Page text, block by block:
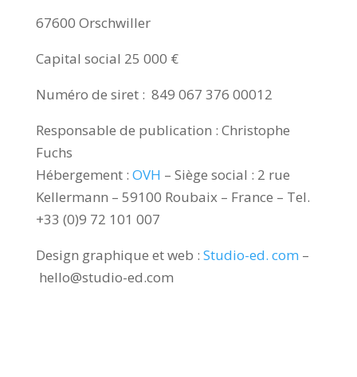
67600 Orschwiller
Capital social 25 000 €
Numéro de siret : 849 067 376 00012
Responsable de publication : Christophe
Fuchs
Hébergement : OVH – Siège social : 2 rue
Kellermann – 59100 Roubaix – France – Tel.
+33 (0)9 72 101 007
Design graphique et web : Studio-ed. com –
hello@studio-ed.com